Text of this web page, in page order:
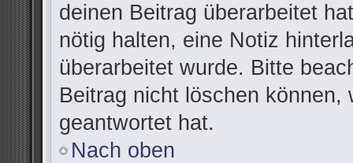
deinen Beitrag überarbeitet
nötig halten, eine Notiz
überarbeitet wurde. Bitte
Beitrag nicht löschen können,
geantwortet hat.
Nach oben